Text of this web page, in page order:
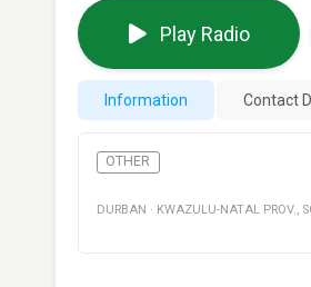
Play Radio
Information Contact
OTHER
DURBAN · KWAZULU-NATAL PROV.,